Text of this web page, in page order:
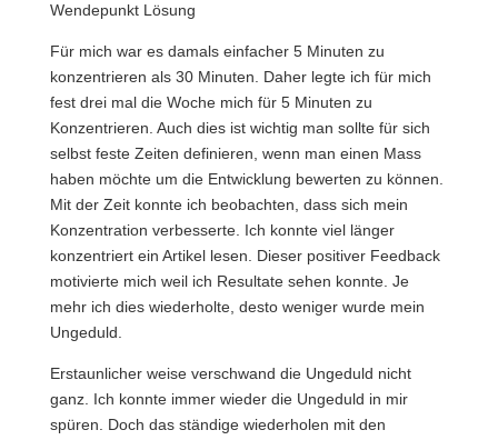
Wendepunkt Lösung
Für mich war es damals einfacher 5 Minuten zu
konzentrieren als 30 Minuten. Daher legte ich für mich
fest drei mal die Woche mich für 5 Minuten zu
Konzentrieren. Auch dies ist wichtig man sollte für sich
selbst feste Zeiten definieren, wenn man einen Mass
haben möchte um die Entwicklung bewerten zu können.
Mit der Zeit konnte ich beobachten, dass sich mein
Konzentration verbesserte. Ich konnte viel länger
konzentriert ein Artikel lesen. Dieser positiver Feedback
motivierte mich weil ich Resultate sehen konnte. Je
mehr ich dies wiederholte, desto weniger wurde mein
Ungeduld.
Erstaunlicher weise verschwand die Ungeduld nicht
ganz. Ich konnte immer wieder die Ungeduld in mir
spüren. Doch das ständige wiederholen mit den